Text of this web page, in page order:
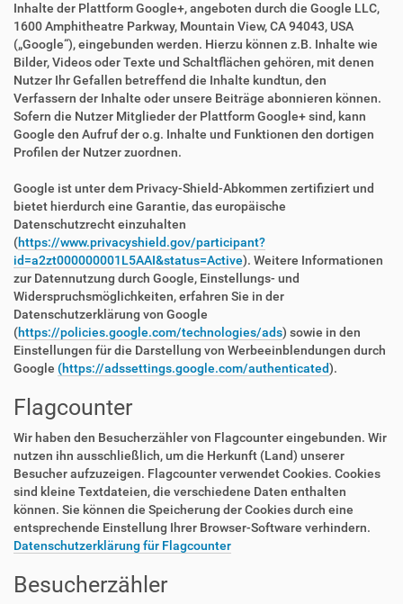
Inhalte der Plattform Google+, angeboten durch die Google LLC,
1600 Amphitheatre Parkway, Mountain View, CA 94043, USA
(„Google“), eingebunden werden. Hierzu können z.B. Inhalte wie
Bilder, Videos oder Texte und Schaltflächen gehören, mit denen
Nutzer Ihr Gefallen betreffend die Inhalte kundtun, den
Verfassern der Inhalte oder unsere Beiträge abonnieren können.
Sofern die Nutzer Mitglieder der Plattform Google+ sind, kann
Google den Aufruf der o.g. Inhalte und Funktionen den dortigen
Profilen der Nutzer zuordnen.
Google ist unter dem Privacy-Shield-Abkommen zertifiziert und
bietet hierdurch eine Garantie, das europäische
Datenschutzrecht einzuhalten
(https://www.privacyshield.gov/participant?
id=a2zt000000001L5AAI&status=Active). Weitere Informationen
zur Datennutzung durch Google, Einstellungs- und
Widerspruchsmöglichkeiten, erfahren Sie in der
Datenschutzerklärung von Google
(https://policies.google.com/technologies/ads) sowie in den
Einstellungen für die Darstellung von Werbeeinblendungen durch
Google (https://adssettings.google.com/authenticated).
Flagcounter
Wir haben den Besucherzähler von Flagcounter eingebunden. Wir
nutzen ihn ausschließlich, um die Herkunft (Land) unserer
Besucher aufzuzeigen. Flagcounter verwendet Cookies. Cookies
sind kleine Textdateien, die verschiedene Daten enthalten
können. Sie können die Speicherung der Cookies durch eine
entsprechende Einstellung Ihrer Browser-Software verhindern.
Datenschutzerklärung für Flagcounter
Besucherzähler